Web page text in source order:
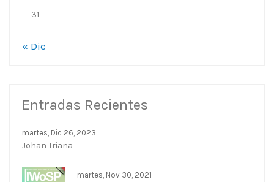
31
« Dic
Entradas Recientes
martes, Dic 26, 2023
Johan Triana
martes, Nov 30, 2021